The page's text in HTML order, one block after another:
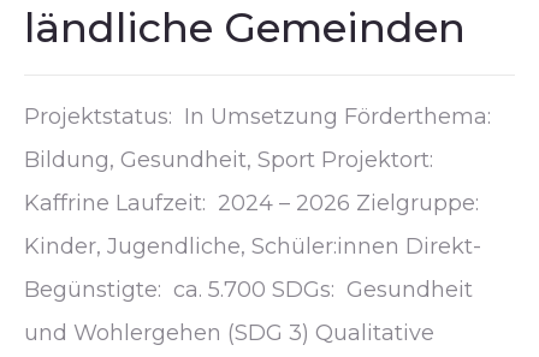
ländliche Gemeinden
Projektstatus: In Umsetzung Förderthema:
Bildung, Gesundheit, Sport Projektort:
Kaffrine Laufzeit: 2024 – 2026 Zielgruppe:
Kinder, Jugendliche, Schüler:innen Direkt-
Begünstigte: ca. 5.700 SDGs: Gesundheit
und Wohlergehen (SDG 3) Qualitative